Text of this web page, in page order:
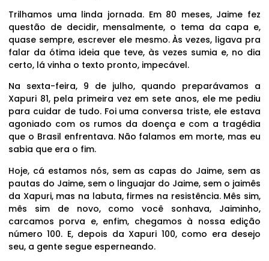
Trilhamos uma linda jornada. Em 80 meses, Jaime fez
questão de decidir, mensalmente, o tema da capa e,
quase sempre, escrever ele mesmo. Às vezes, ligava pra
falar da ótima ideia que teve, às vezes sumia e, no dia
certo, lá vinha o texto pronto, impecável.
Na sexta-feira, 9 de julho, quando preparávamos a
Xapuri 81, pela primeira vez em sete anos, ele me pediu
para cuidar de tudo. Foi uma conversa triste, ele estava
agoniado com os rumos da doença e com a tragédia
que o Brasil enfrentava. Não falamos em morte, mas eu
sabia que era o fim.
Hoje, cá estamos nós, sem as capas do Jaime, sem as
pautas do Jaime, sem o linguajar do Jaime, sem o jaimês
da Xapuri, mas na labuta, firmes na resistência. Mês sim,
mês sim de novo, como você sonhava, Jaiminho,
carcamos porva e, enfim, chegamos à nossa edição
número 100. E, depois da Xapuri 100, como era desejo
seu, a gente segue esperneando.